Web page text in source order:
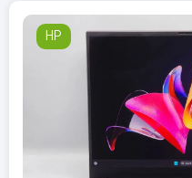
HP